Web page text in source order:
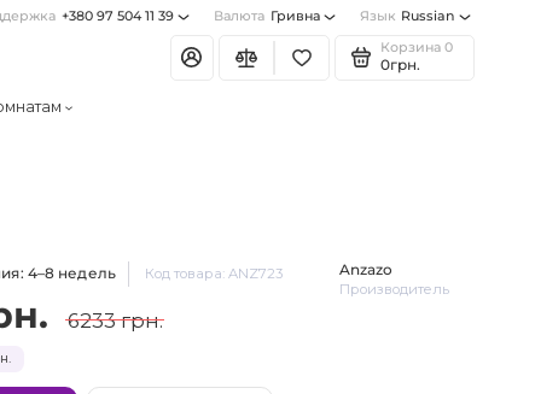
+380 97 504 11 39 Валюта Гривна Язык Russian
Корзина 0
0грн.
4–8 недель Код товара: ANZ723
Anzazo
Производитель
6233 грн.